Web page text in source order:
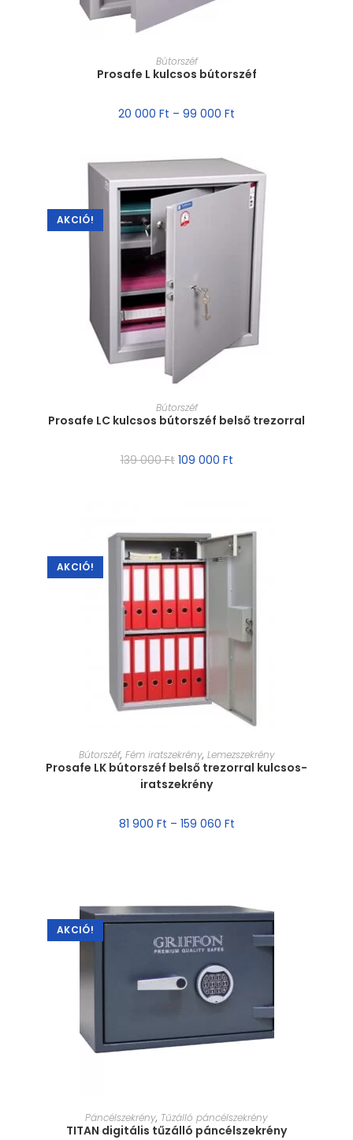
MÉRET VÁLASZTÁSA
Bútorszéf
Prosafe L kulcsos bútorszéf
20 000 Ft – 99 000 Ft
AKCIÓ!
MÉRET VÁLASZTÁSA
Bútorszéf
Prosafe LC kulcsos bútorszéf belső trezorral
139 000Ft 109 000 Ft
AKCIÓ!
MÉRET VÁLASZTÁSA
Bútorszéf, Fém iratszekrény, Lemezszekrény
Prosafe LK bútorszéf belső trezorral kulcsos-
iratszekrény
81 900 Ft – 159 060 Ft
AKCIÓ!
MÉRET VÁLASZTÁSA
Páncélszekrény, Tűzálló páncélszekrény
TITAN digitális tűzálló páncélszekrény